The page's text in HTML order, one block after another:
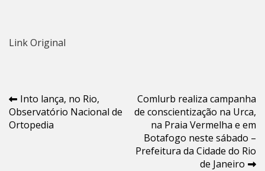
Link Original
Navegação
de
Into lança, no Rio,
Observatório Nacional de
Ortopedia
Comlurb realiza campanha
de conscientização na Urca,
na Praia Vermelha e em
Botafogo neste sábado –
Prefeitura da Cidade do Rio
de Janeiro